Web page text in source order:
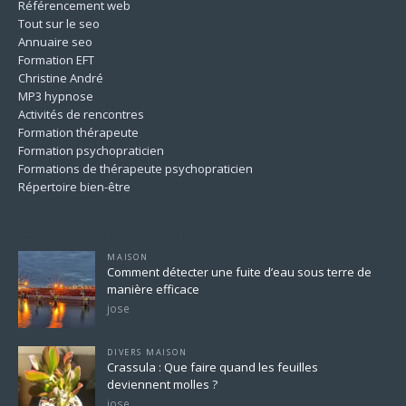
Référencement web
Tout sur le seo
Annuaire seo
Formation EFT
Christine André
MP3 hypnose
Activités de rencontres
Formation thérapeute
Formation psychopraticien
Formations de thérapeute psychopraticien
Répertoire bien-être
MAISON
Comment détecter une fuite d’eau sous terre de
manière efficace
jose
DIVERS MAISON
Crassula : Que faire quand les feuilles
deviennent molles ?